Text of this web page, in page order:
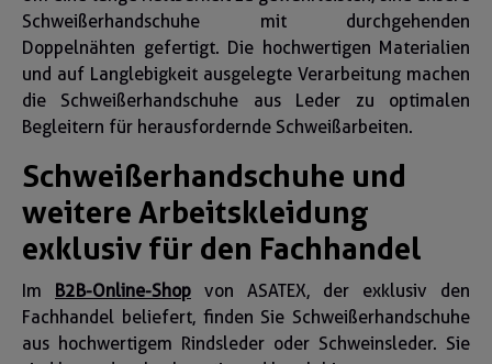
Schweißerhandschuhe mit durchgehenden
Doppelnähten gefertigt. Die hochwertigen Materialien
und auf Langlebigkeit ausgelegte Verarbeitung machen
die Schweißerhandschuhe aus Leder zu optimalen
Begleitern für herausfordernde Schweißarbeiten.
Schweißerhandschuhe und
weitere Arbeitskleidung
exklusiv für den Fachhandel
Im B2B-Online-Shop von ASATEX, der exklusiv den
Fachhandel beliefert, finden Sie Schweißerhandschuhe
aus hochwertigem Rindsleder oder Schweinsleder. Sie